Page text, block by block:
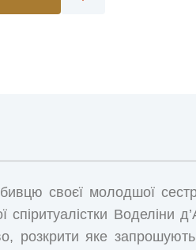
своєї молодшої
спіритуалістки Воделіни
розкрити яке